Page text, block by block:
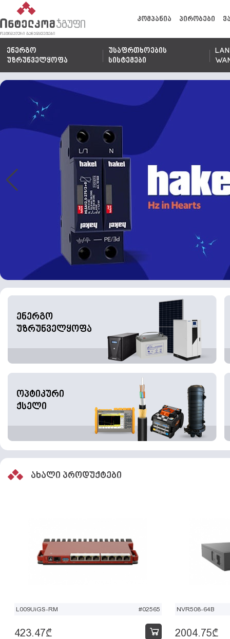
კომპანია პირობები
ენერგო
უზრუნველყოფა
უსაფრთხოების
სისტემები
ენერგო
უზრუნველყოფა
ოპტიკური
ქსელი
ახალი პროდუქტები
L009UiGS-RM #02565
423.47₾
NVR508-64B
2004.75₾